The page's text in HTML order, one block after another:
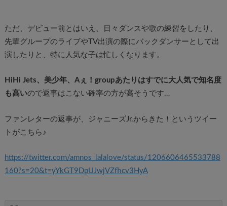
ただ、デビュー前とはいえ、日々ダンスや歌の練習をしたり、
先輩グループのライブやTV出演の際にバックダンサーとして出
演したりと、特に人気な子は忙しくなります。
HiHi Jets、美少年、Aぇ！groupあたりはすでに大人気で知名度
も高いので返事はこない確率の方が高そうです…
ファンレターの返事が、ジャニーズJr.からきた！というツイー
トがこちら♪
https://twitter.com/amnos_lalalove/status/1206606465533788
160?s=20&t=yYkGT9DpUJwjVZfhcv3HyA